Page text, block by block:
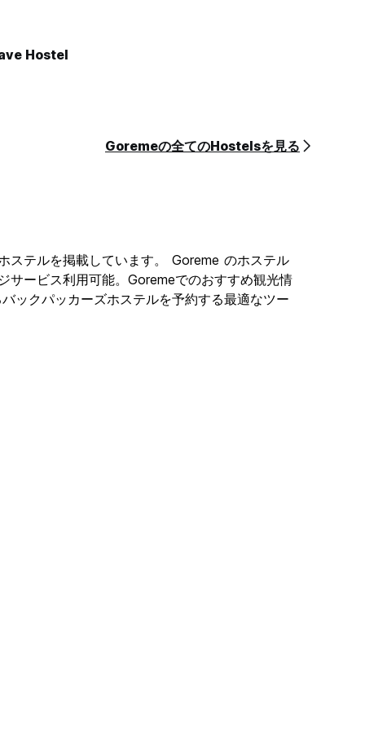
Hostel
Goremeの全てのHostelsを見る
テルを掲載しています。 Goreme のホステル
サービス利用可能。Goremeでのおすすめ観光情
ックパッカーズホステルを予約する最適なツー